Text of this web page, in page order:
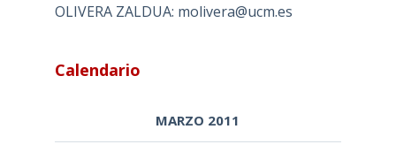
OLIVERA ZALDUA: molivera@ucm.es
Calendario
MARZO 2011